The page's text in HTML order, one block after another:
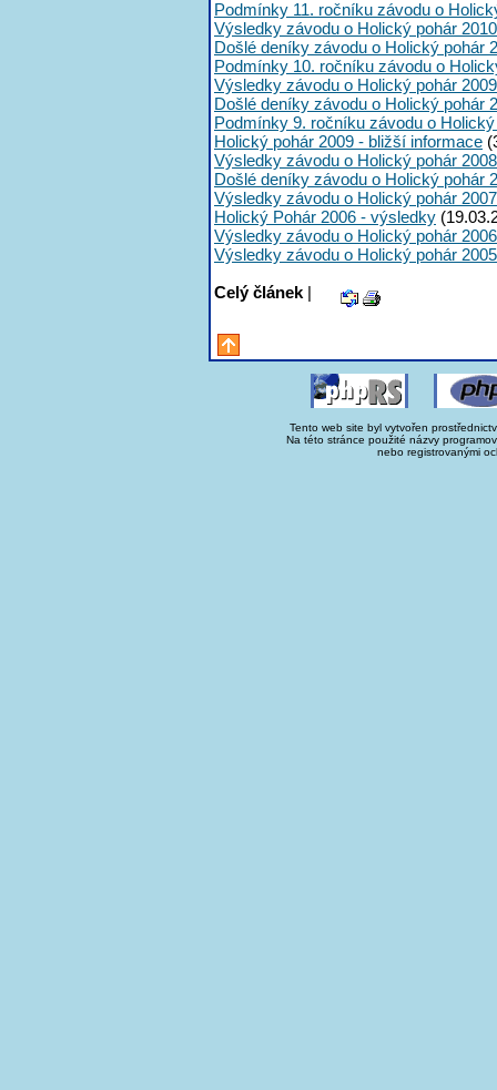
Podmínky 11. ročníku závodu o
Výsledky závodu o Holický pohár 2010
Došlé deníky závodu o Holický pohár
Podmínky 10. ročníku závodu o
Výsledky závodu o Holický pohár 2009
Došlé deníky závodu o Holický pohár
Podmínky 9. ročníku závodu o
Holický pohár 2009 - bližší informace
Výsledky závodu o Holický pohár 2008
Došlé deníky závodu o Holický pohár
Výsledky závodu o Holický pohár 2007
Holický Pohár 2006 - výsledky
Výsledky závodu o Holický pohár 2006
Výsledky závodu o Holický pohár 2005
Celý článek |
Tento web site byl vytvořen
Na této stránce použité názvy
nebo registrovanými